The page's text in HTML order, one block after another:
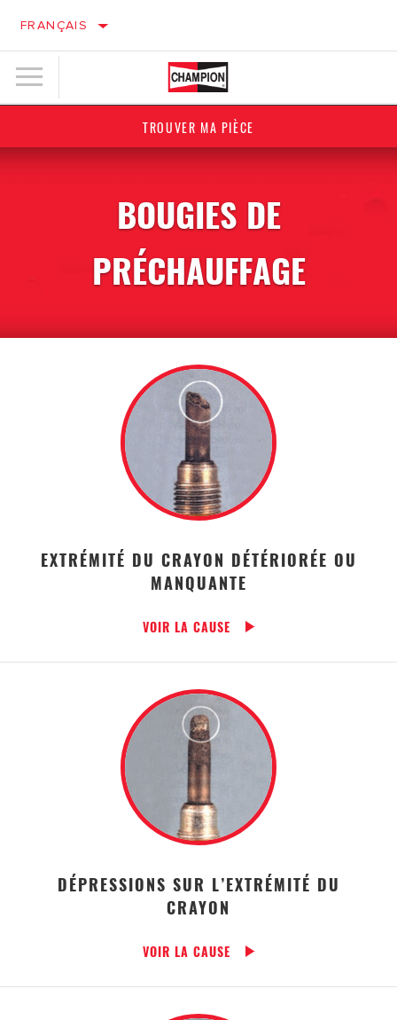
FRANÇAIS
TROUVER MA PIÈCE
BOUGIES DE
PRÉCHAUFFAGE
EXTRÉMITÉ DU CRAYON DÉTÉRIORÉE OU
MANQUANTE
VOIR LA CAUSE
DÉPRESSIONS SUR L’EXTRÉMITÉ DU
CRAYON
VOIR LA CAUSE